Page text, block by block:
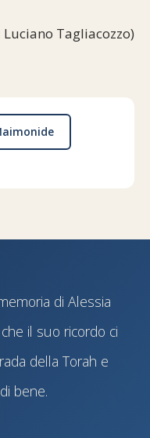
Tagliacozzo)
di Alessia
il suo ricordo ci
della Torah e
bene.